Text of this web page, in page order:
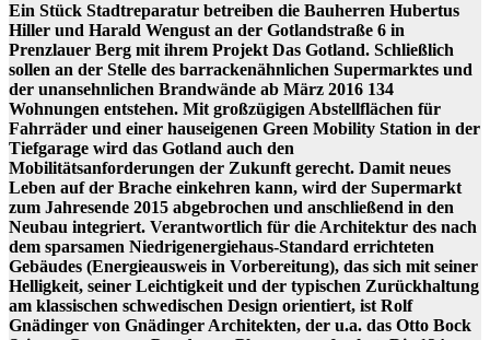
Ein Stück Stadtreparatur betreiben die Bauherren Hubertus
Hiller und Harald Wengust an der Gotlandstraße 6 in
Prenzlauer Berg mit ihrem Projekt Das Gotland. Schließlich
sollen an der Stelle des barrackenähnlichen Supermarktes und
der unansehnlichen Brandwände ab März 2016 134
Wohnungen entstehen. Mit großzügigen Abstellflächen für
Fahrräder und einer hauseigenen Green Mobility Station in der
Tiefgarage wird das Gotland auch den
Mobilitätsanforderungen der Zukunft gerecht. Damit neues
Leben auf der Brache einkehren kann, wird der Supermarkt
zum Jahresende 2015 abgebrochen und anschließend in den
Neubau integriert. Verantwortlich für die Architektur des nach
dem sparsamen Niedrigenergiehaus-Standard errichteten
Gebäudes (Energieausweis in Vorbereitung), das sich mit seiner
Helligkeit, seiner Leichtigkeit und der typischen Zurückhaltung
am klassischen schwedischen Design orientiert, ist Rolf
Gnädinger von Gnädinger Architekten, der u.a. das Otto Bock